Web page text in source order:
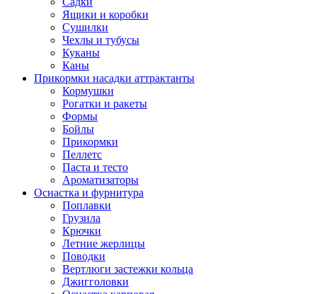
Ящики и коробки
Сушилки
Чехлы и тубусы
Куканы
Каны
Прикормки насадки аттрактанты
Кормушки
Рогатки и ракеты
Формы
Бойлы
Прикормки
Пеллетс
Паста и тесто
Ароматизаторы
Оснастка и фурнитура
Поплавки
Грузила
Крючки
Летние жерлицы
Поводки
Вертлюги застежки кольца
Джигголовки